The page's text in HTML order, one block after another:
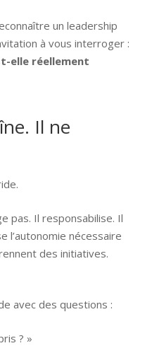
un leadership
à vous interroger :
elle réellement
Il ne
pas. Il responsabilise. Il
l’autonomie nécessaire
des initiatives.
avec des questions :
? »